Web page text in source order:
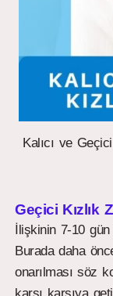
Kalıcı ve
Geçici Kızlık
İlişkinin 7-10
Burada daha
onarılması söz